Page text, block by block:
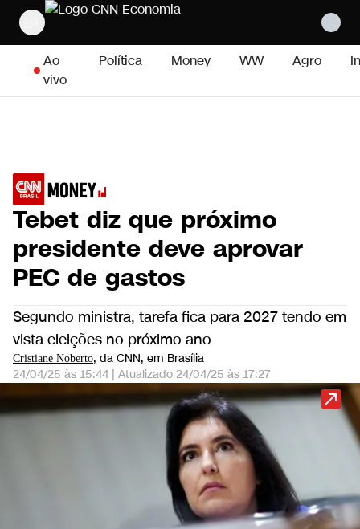
Pular para o conteúdo
Ao
vivo
Política Money WW Agro
Tebet diz que próximo
presidente deve aprovar
PEC de gastos
Segundo ministra, tarefa fica para 2027 tendo em
vista eleições no próximo ano
Cristiane Noberto, da CNN, em Brasília
24/04/25 às 15:44 | Atualizado 24/04/25 às 17:27